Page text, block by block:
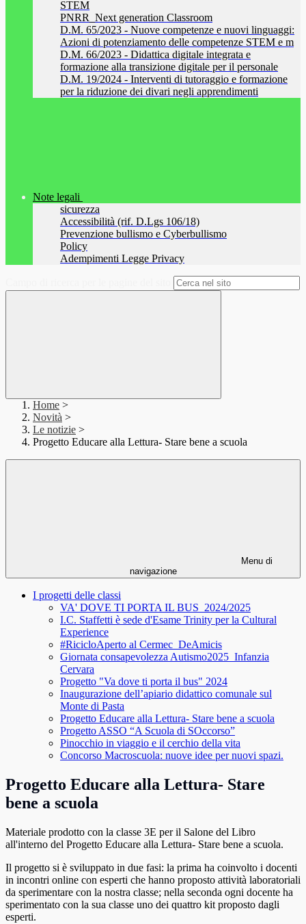
STEM
PNRR_Next generation Classroom
D.M. 65/2023 - Nuove competenze e nuovi linguaggi:
Azioni di potenziamento delle competenze STEM e m
D.M. 66/2023 - Didattica digitale integrata e
formazione alla transizione digitale per il personale
D.M. 19/2024 - Interventi di tutoraggio e formazione
per la riduzione dei divari negli apprendimenti
Note legali
sicurezza
Accessibilità (rif. D.Lgs 106/18)
Prevenzione bullismo e Cyberbullismo
Policy
Adempimenti Legge Privacy
Home >
Novità >
Le notizie >
Progetto Educare alla Lettura- Stare bene a scuola
Menu di
navigazione
I progetti delle classi
VA' DOVE TI PORTA IL BUS_2024/2025
I.C. Staffetti è sede d'Esame Trinity per la Cultural
Experience
#RicicloAperto al Cermec_DeAmicis
Giornata consapevolezza Autismo2025_Infanzia
Cervara
Progetto "Va dove ti porta il bus" 2024
Inaugurazione dell’apiario didattico comunale sul
Monte di Pasta
Progetto Educare alla Lettura- Stare bene a scuola
Progetto ASSO “A Scuola di SOccorso”
Pinocchio in viaggio e il cerchio della vita
Concorso Macroscuola: nuove idee per nuovi spazi.
Progetto Educare alla Lettura- Stare
bene a scuola
Materiale prodotto con la classe 3E per il Salone del Libro
all'interno del Progetto Educare alla Lettura- Stare bene a scuola.
Il progetto si è sviluppato in due fasi: la prima ha coinvolto i docenti
in incontri online con esperti che hanno proposto attività laboratoriali
da sperimentare con la nostra classe; nella seconda ogni docente ha
sperimentato con la sua classe uno dei quattro kit proposto dagli
esperti.